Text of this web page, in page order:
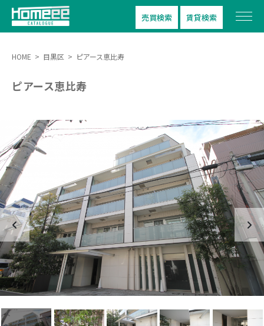
売買検索 賃貸検索
HOME > 目黒区 > ピアース恵比寿
ピアース恵比寿